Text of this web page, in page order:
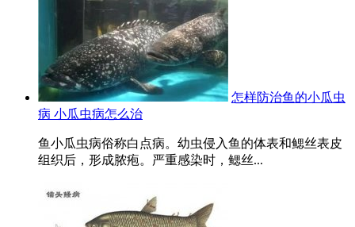
怎样防治鱼的小瓜虫
病 小瓜虫病怎么治
鱼小瓜虫病俗称白点病。幼虫侵入鱼的体表和鳃丝表皮
组织后，形成脓疱。严重感染时，鳃丝...